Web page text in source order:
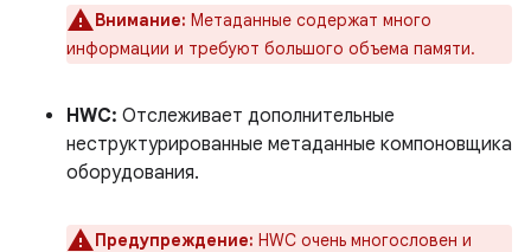
Внимание: Метаданные содержат много
информации и требуют большого объема памяти.
HWC: Отслеживает дополнительные
неструктурированные метаданные компоновщика
оборудования.
Предупреждение: HWC очень многословен и